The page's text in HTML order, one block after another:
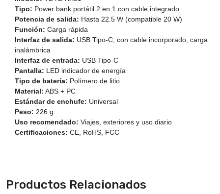
Tipo: Power bank portátil 2 en 1 con cable integrado
Potencia de salida: Hasta 22.5 W (compatible 20 W)
Función: Carga rápida
Interfaz de salida: USB Tipo-C, con cable incorporado, carga
inalámbrica
Interfaz de entrada: USB Tipo-C
Pantalla: LED indicador de energía
Tipo de batería: Polímero de litio
Material: ABS + PC
Estándar de enchufe: Universal
Peso: 226 g
Uso recomendado: Viajes, exteriores y uso diario
Certificaciones: CE, RoHS, FCC
Productos Relacionados